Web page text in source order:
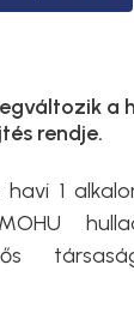
a
rendje.
1